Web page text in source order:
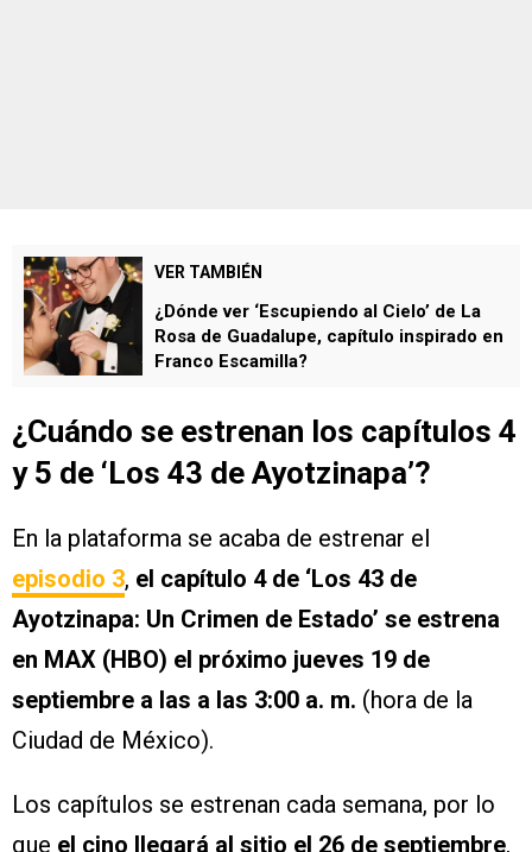
VER TAMBIÉN
¿Dónde ver ‘Escupiendo al Cielo’ de La
Rosa de Guadalupe, capítulo inspirado en
Franco Escamilla?
¿Cuándo se estrenan los capítulos 4
y 5 de ‘Los 43 de Ayotzinapa’?
En la plataforma se acaba de estrenar el
episodio 3, el capítulo 4 de ‘Los 43 de
Ayotzinapa: Un Crimen de Estado’ se estrena
en MAX (HBO) el próximo jueves 19 de
septiembre a las a las 3:00 a. m. (hora de la
Ciudad de México).
Los capítulos se estrenan cada semana, por lo
que el cino llegará al sitio el 26 de septiembre,